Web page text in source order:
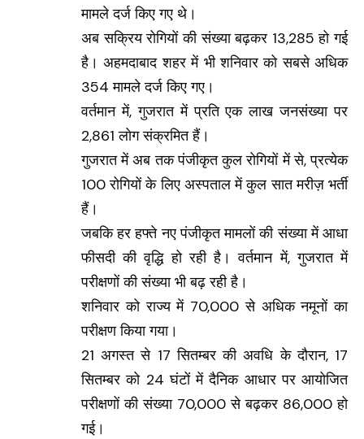
मामले दर्ज किए गए थे।
अब सक्रिय रोगियों की संख्या बढ़कर 13,285 हो गई
है। अहमदाबाद शहर में भी शनिवार को सबसे अधिक
354 मामले दर्ज किए गए।
वर्तमान में, गुजरात में प्रति एक लाख जनसंख्या पर
2,861 लोग संक्रमित हैं।
गुजरात में अब तक पंजीकृत कुल रोगियों में से, प्रत्येक
100 रोगियों के लिए अस्पताल में कुल सात मरीज़ भर्ती
हैं।
जबकि हर हफ्ते नए पंजीकृत मामलों की संख्या में आधा
फीसदी की वृद्धि हो रही है। वर्तमान में, गुजरात में
परीक्षणों की संख्या भी बढ़ रही है।
शनिवार को राज्य में 70,000 से अधिक नमूनों का
परीक्षण किया गया।
21 अगस्त से 17 सितम्बर की अवधि के दौरान, 17
सितम्बर को 24 घंटों में दैनिक आधार पर आयोजित
परीक्षणों की संख्या 70,000 से बढ़कर 86,000 हो
गई।